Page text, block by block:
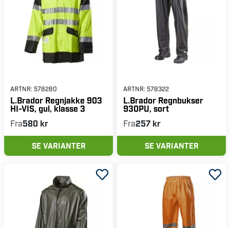
ARTNR: 578280
L.Brador Regnjakke 903
HI-VIS, gul, klasse 3
Fra580 kr
SE VARIANTER
ARTNR: 578322
L.Brador Regnbukser
930PU, sort
Fra257 kr
SE VARIANTER